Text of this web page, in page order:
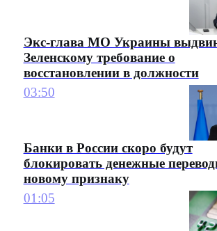
Экс-глава МО Украины
Зеленскому требование о
восстановлении в должности
03:50
Банки в России скоро будут
блокировать денежные
новому признаку
01:05